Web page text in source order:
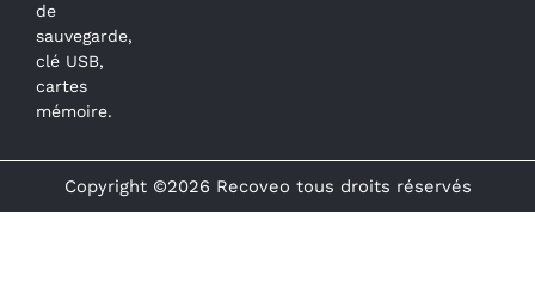
de
sauvegarde,
clé USB,
cartes
mémoire.
Copyright ©2026 Recoveo tous droits réservés